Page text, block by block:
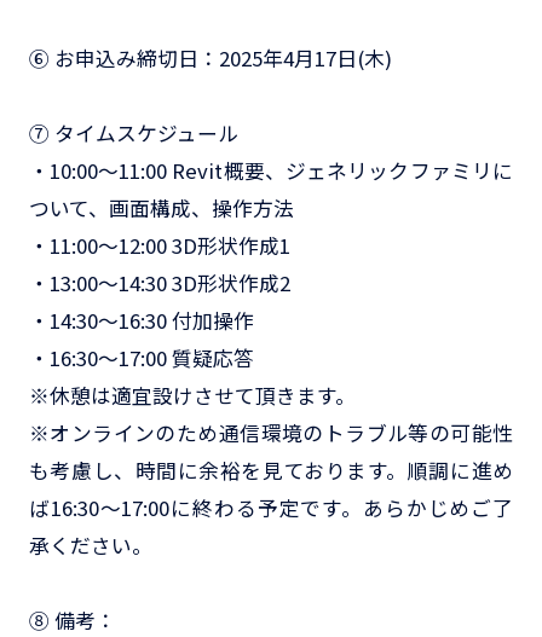
⑥ お申込み締切日：2025年4月17日(木)
⑦ タイムスケジュール
・10:00～11:00 Revit概要、ジェネリックファミリに
ついて、画面構成、操作方法
・11:00～12:00 3D形状作成1
・13:00～14:30 3D形状作成2
・14:30～16:30 付加操作
・16:30～17:00 質疑応答
※休憩は適宜設けさせて頂きます。
※オンラインのため通信環境のトラブル等の可能性
も考慮し、時間に余裕を見ております。順調に進め
ば16:30～17:00に終わる予定です。あらかじめご了
承ください。
⑧ 備考：